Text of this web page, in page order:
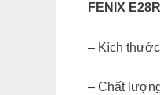
FENIX
– Kích
– Chất